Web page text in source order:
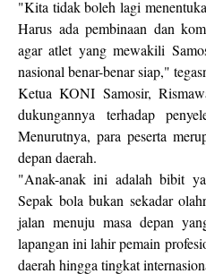
"Kita tidak boleh lagi
Harus ada pembinaan dan
agar atlet yang mewakili
nasional benar-benar siap,"
Ketua KONI Samosir,
dukungannya terhadap
Menurutnya, para peserta
depan daerah.
"Anak-anak ini adalah bibit
Sepak bola bukan sekadar
jalan menuju masa depan
lapangan ini lahir pemain
daerah hingga tingkat